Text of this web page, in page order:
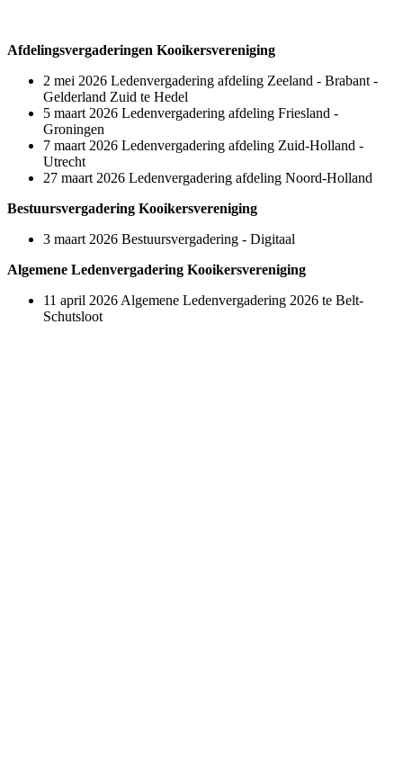
Afdelingsvergaderingen Kooikersvereniging
2 mei 2026 Ledenvergadering afdeling Zeeland - Brabant -
Gelderland Zuid te Hedel
5 maart 2026 Ledenvergadering afdeling Friesland -
Groningen
7 maart 2026 Ledenvergadering afdeling Zuid-Holland -
Utrecht
27 maart 2026 Ledenvergadering afdeling Noord-Holland
Bestuursvergadering Kooikersvereniging
3 maart 2026 Bestuursvergadering - Digitaal
Algemene Ledenvergadering Kooikersvereniging
11 april 2026 Algemene Ledenvergadering 2026 te Belt-
Schutsloot